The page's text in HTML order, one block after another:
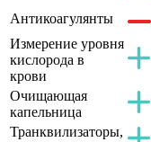
Антикоагулянты
Измерение уровня
кислорода в
крови
Очищающая
капельница
Транквилизаторы,